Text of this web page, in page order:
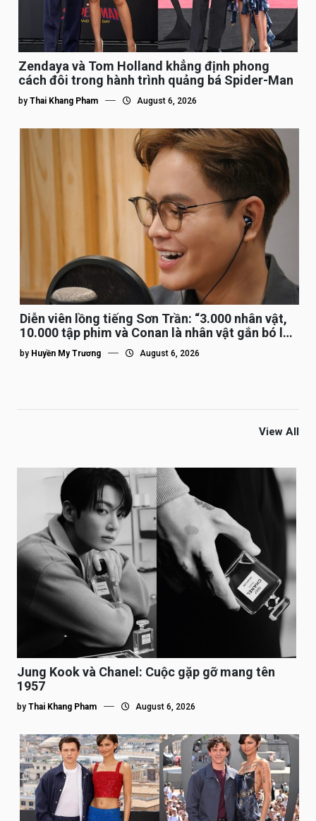
Zendaya và Tom Holland khẳng định phong
cách đôi trong hành trình quảng bá Spider-Man
by Thai Khang Pham August 6, 2026
Diễn viên lồng tiếng Sơn Trần: “3.000 nhân vật,
10.000 tập phim và Conan là nhân vật gắn bó lâu
nhất”
by Huyền My Trương August 6, 2026
View All
Jung Kook và Chanel: Cuộc gặp gỡ mang tên
1957
by Thai Khang Pham August 6, 2026